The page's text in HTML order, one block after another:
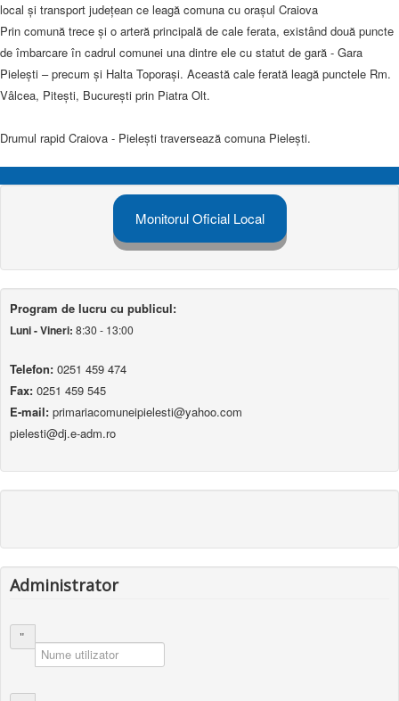
local şi transport judeţean ce leagă comuna cu oraşul Craiova
Prin comună trece şi o arteră principală de cale ferata, existând două puncte
de îmbarcare în cadrul comunei una dintre ele cu statut de gară - Gara
Pieleşti – precum şi Halta Toporaşi. Această cale ferată leagă punctele Rm.
Vâlcea, Piteşti, Bucureşti prin Piatra Olt.
Drumul rapid Craiova - Pielești traversează comuna Pieleşti.
Monitorul Oficial Local
Program de lucru cu publicul:
Luni - Vineri: 8:30 - 13:00
Telefon: 0251 459 474
Fax: 0251 459 545
E-mail: primariacomuneipielesti@yahoo.com
pielesti@dj.e-adm.ro
Administrator